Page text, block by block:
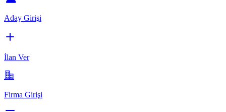
Aday Girişi
İlan Ver
Firma Girişi